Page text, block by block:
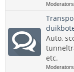
Auto,
etc.